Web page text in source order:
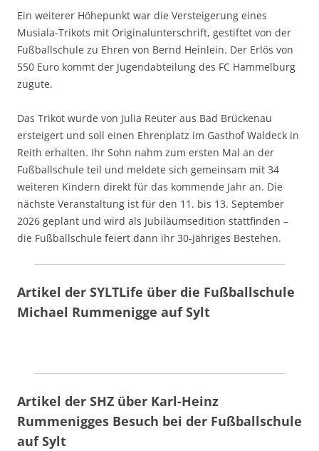
Ein weiterer Höhepunkt war die Versteigerung eines
Musiala-Trikots mit Originalunterschrift, gestiftet von der
Fußballschule zu Ehren von Bernd Heinlein. Der Erlös von
550 Euro kommt der Jugendabteilung des FC Hammelburg
zugute.
Das Trikot wurde von Julia Reuter aus Bad Brückenau
ersteigert und soll einen Ehrenplatz im Gasthof Waldeck in
Reith erhalten. Ihr Sohn nahm zum ersten Mal an der
Fußballschule teil und meldete sich gemeinsam mit 34
weiteren Kindern direkt für das kommende Jahr an. Die
nächste Veranstaltung ist für den 11. bis 13. September
2026 geplant und wird als Jubiläumsedition stattfinden –
die Fußballschule feiert dann ihr 30-jähriges Bestehen.
Artikel der SYLTLife über die Fußballschule
Michael Rummenigge auf Sylt
Artikel der SHZ über Karl-Heinz
Rummenigges Besuch bei der Fußballschule
auf Sylt